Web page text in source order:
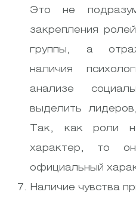
Это не
закрепления
группы, а
наличия
анализе
выделить
Так, как роли
характер, то
официальный
Наличие чувства